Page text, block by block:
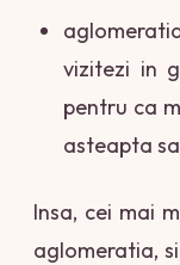
vizitezi in
pentru ca
asteapta
Insa, cei mai
aglomeratia,